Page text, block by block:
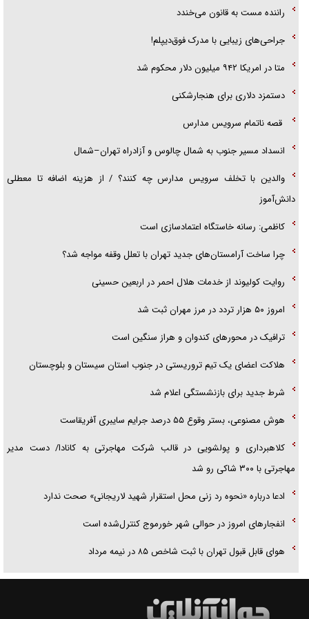
راننده مست به قانون می‌خندد
جراحی‌های زیبایی با مدرک فوق‌دیپلم!
متا در امریکا ۹۴۲ میلیون دلار محکوم شد
دستمزد دلاری برای هنجارشکنی
قصه ناتمام سرویس مدارس
انسداد مسیر جنوب به شمال چالوس و آزادراه تهران–شمال
والدین با تخلف سرویس مدارس چه کنند؟ / از هزینه اضافه تا معطلی
دانش‌آموز
کاظمی: رسانه خاستگاه اعتمادسازی است
چرا ساخت آرامستان‌های جدید تهران با تعلل وقفه مواجه شد؟
روایت کولیوند از خدمات هلال احمر در اربعین حسینی
امروز ۵۰ هزار تردد در مرز مهران ثبت شد
ترافیک در محور‌های کندوان و هراز سنگین است
هلاکت اعضای یک تیم تروریستی در جنوب استان سیستان و بلوچستان
شرط جدید برای بازنشستگی اعلام شد
هوش مصنوعی، بستر وقوع ۵۵ درصد جرایم سایبری آفریقاست
کلاهبرداری و پولشویی در قالب شرکت مهاجرتی به کانادا/ دست مدیر
مهاجرتی با ۳۰۰ شاکی رو شد
ادعا درباره «نحوه رد زنی محل استقرار شهید لاریجانی» صحت ندارد
انفجار‌های امروز در حوالی شهر خورموج کنترل‌شده است
هوای قابل قبول تهران با ثبت شاخص ۸۵ در نیمه مرداد